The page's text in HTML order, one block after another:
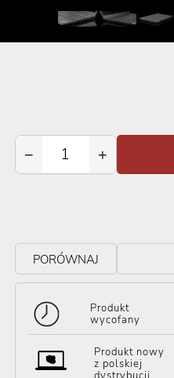
− +
PORÓWNAJ
Produkt
wycofany
Produkt nowy
z polskiej